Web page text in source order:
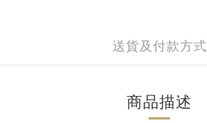
送貨及付款方式
商品描述